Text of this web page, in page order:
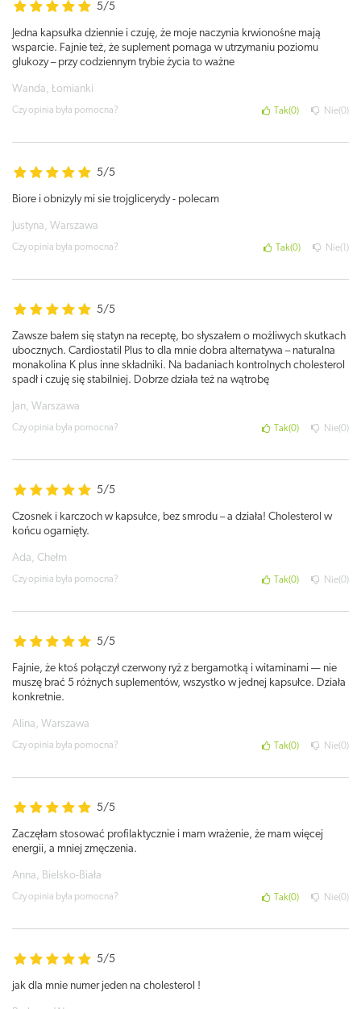
5/5
Jedna kapsułka dziennie i czuję, że moje naczynia krwionośne mają
wsparcie. Fajnie też, że suplement pomaga w utrzymaniu poziomu
glukozy – przy codziennym trybie życia to ważne
Wanda, Łomianki
Czy opinia była pomocna? Tak 0 Nie 0
5/5
Biore i obnizyly mi sie trojglicerydy - polecam
Justyna, Warszawa
Czy opinia była pomocna? Tak 0 Nie
5/5
Zawsze bałem się statyn na receptę, bo słyszałem o możliwych skutkach
ubocznych. Cardiostatil Plus to dla mnie dobra alternatywa – naturalna
monakolina K plus inne składniki. Na badaniach kontrolnych cholesterol
spadł i czuję się stabilniej. Dobrze działa też na wątrobę
Jan, Warszawa
Czy opinia była pomocna? Tak 0 Nie 0
5/5
Czosnek i karczoch w kapsułce, bez smrodu – a działa! Cholesterol w
końcu ogarnięty.
Ada, Chełm
Czy opinia była pomocna? Tak 0 Nie 0
5/5
Fajnie, że ktoś połączył czerwony ryż z bergamotką i witaminami — nie
muszę brać 5 różnych suplementów, wszystko w jednej kapsułce. Działa
konkretnie.
Alina, Warszawa
Czy opinia była pomocna? Tak 0 Nie 0
5/5
Zaczęłam stosować profilaktycznie i mam wrażenie, że mam więcej
energii, a mniej zmęczenia.
Anna, Bielsko-Biała
Czy opinia była pomocna? Tak 0 Nie 0
5/5
jak dla mnie numer jeden na cholesterol !